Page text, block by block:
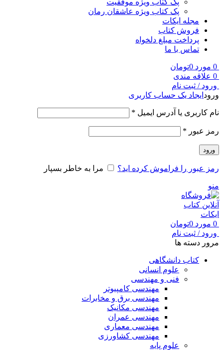
پک کتاب ویژه موفقیت
پک کتاب ویژه عاشقان رمان
مجله ایکات
فروش کتاب
پرداخت مبلغ دلخواه
تماس با ما
0 مورد 0تومان
0 علاقه مندی
ورود / ثبت نام
ورود ایجاد یک حساب کاربری
نام کاربری یا آدرس ایمیل *
رمز عبور *
ورود
رمز عبور را فراموش کرده اید؟ مرا به خاطر بسپار
منو
0 مورد 0تومان
ورود / ثبت نام
مرور دسته ها
کتاب دانشگاهی
علوم انسانی
فنی و مهندسی
مهندسی کامپیوتر
مهندسی برق و مخابرات
مهندسی مکانیک
مهندسی عمران
مهندسی معماری
مهندسی کشاورزی
علوم پایه